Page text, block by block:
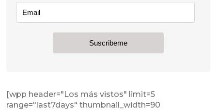
[wpp header="Los más vistos" limit=5
range="last7days" thumbnail_width=90